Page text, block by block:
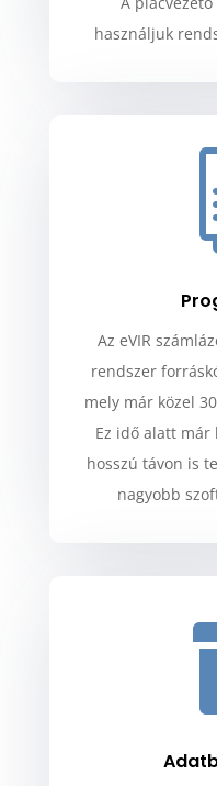
használjuk
Az eVIR
rendszer
mely már közel
Ez idő alatt
hosszú távon is
nagyobb